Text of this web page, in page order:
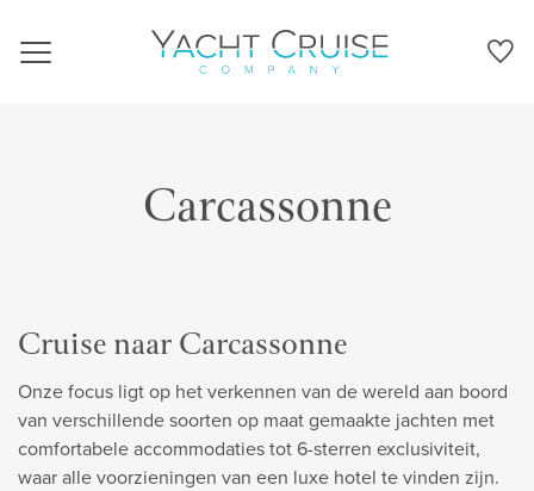
Navigation
Carcassonne
Cruise naar Carcassonne
Onze focus ligt op het verkennen van de wereld aan boord
van verschillende soorten op maat gemaakte jachten met
comfortabele accommodaties tot 6-sterren exclusiviteit,
waar alle voorzieningen van een luxe hotel te vinden zijn.